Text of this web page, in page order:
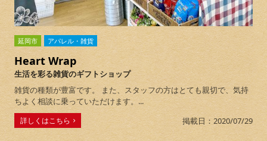
延岡市 アパレル・雑貨
Heart Wrap
生活を彩る雑貨のギフトショップ
雑貨の種類が豊富です。 また、スタッフの方はとても親切で、気持
ちよく相談に乗っていただけます。...
詳しくはこちら 掲載日：2020/07/29